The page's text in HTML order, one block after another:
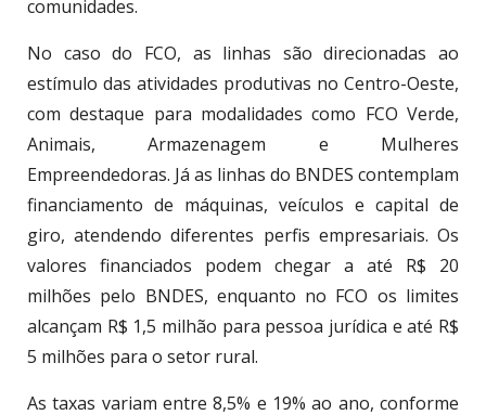
comunidades.
No caso do FCO, as linhas são direcionadas ao
estímulo das atividades produtivas no Centro-Oeste,
com destaque para modalidades como FCO Verde,
Animais, Armazenagem e Mulheres
Empreendedoras. Já as linhas do BNDES contemplam
financiamento de máquinas, veículos e capital de
giro, atendendo diferentes perfis empresariais. Os
valores financiados podem chegar a até R$ 20
milhões pelo BNDES, enquanto no FCO os limites
alcançam R$ 1,5 milhão para pessoa jurídica e até R$
5 milhões para o setor rural.
As taxas variam entre 8,5% e 19% ao ano, conforme